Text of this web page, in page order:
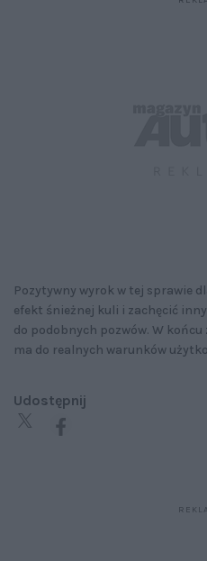
Pozytywny wyrok w tej sprawie
efekt śnieżnej kuli i zachęcić
do podobnych pozwów. W końcu
ma do realnych warunków
Udostępnij